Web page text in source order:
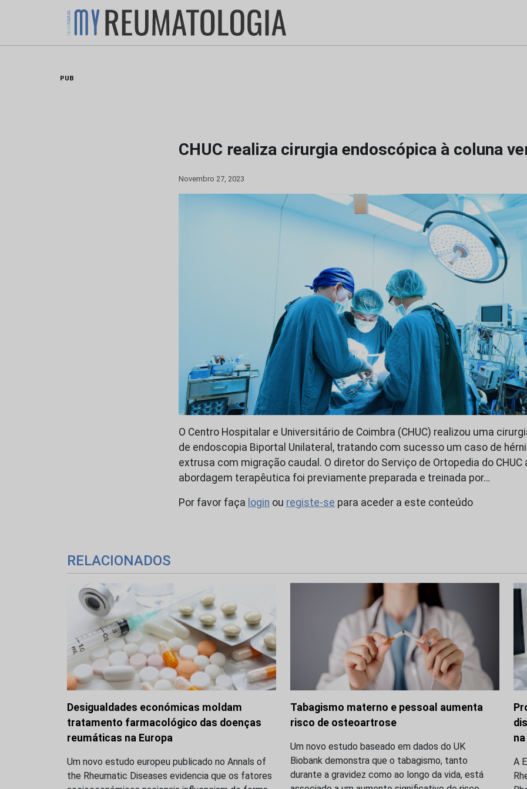
PUB
CHUC realiza cirurgia endoscópica à coluna
Novembro 27, 2023
O Centro Hospitalar e Universitário de Coimbra (CHUC) realizou uma
de endoscopia Biportal Unilateral, tratando com sucesso um caso de
extrusa com migração caudal. O diretor do Serviço de Ortopedia do CHUC
abordagem terapêutica foi previamente preparada e treinada por…
Por favor faça login ou registe-se para aceder a este conteúdo
RELACIONADOS
Desigualdades económicas moldam
tratamento farmacológico das doenças
reumáticas na Europa
Um novo estudo europeu publicado no Annals of
the Rheumatic Diseases evidencia que os fatores
Tabagismo materno e pessoal aumenta
risco de osteoartrose
Um novo estudo baseado em dados do UK
Biobank demonstra que o tabagismo, tanto
durante a gravidez como ao longo da vida, está
A